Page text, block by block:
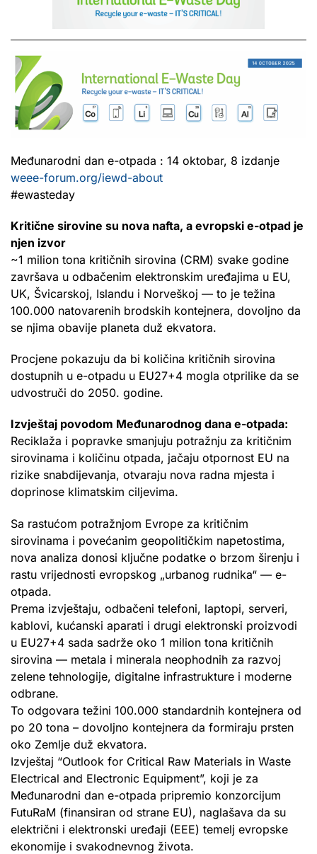
Međunarodni dan e-otpada : 14 oktobar, 8 izdanje
weee-forum.org/iewd-about
#ewasteday
Kritične sirovine su nova nafta, a evropski e-otpad je
njen izvor
~1 milion tona kritičnih sirovina (CRM) svake godine
završava u odbačenim elektronskim uređajima u EU,
UK, Švicarskoj, Islandu i Norveškoj — to je težina
100.000 natovarenih brodskih kontejnera, dovoljno da
se njima obavije planeta duž ekvatora.
Procjene pokazuju da bi količina kritičnih sirovina
dostupnih u e-otpadu u EU27+4 mogla otprilike da se
udvostruči do 2050. godine.
Izvještaj povodom Međunarodnog dana e-otpada:
Reciklaža i popravke smanjuju potražnju za kritičnim
sirovinama i količinu otpada, jačaju otpornost EU na
rizike snabdijevanja, otvaraju nova radna mjesta i
doprinose klimatskim ciljevima.
Sa rastućom potražnjom Evrope za kritičnim
sirovinama i povećanim geopolitičkim napetostima,
nova analiza donosi ključne podatke o brzom širenju i
rastu vrijednosti evropskog „urbanog rudnika“ — e-
otpada.
Prema izvještaju, odbačeni telefoni, laptopi, serveri,
kablovi, kućanski aparati i drugi elektronski proizvodi
u EU27+4 sada sadrže oko 1 milion tona kritičnih
sirovina — metala i minerala neophodnih za razvoj
zelene tehnologije, digitalne infrastrukture i moderne
odbrane.
To odgovara težini 100.000 standardnih kontejnera od
po 20 tona – dovoljno kontejnera da formiraju prsten
oko Zemlje duž ekvatora.
Izvještaj “Outlook for Critical Raw Materials in Waste
Electrical and Electronic Equipment”, koji je za
Međunarodni dan e-otpada pripremio konzorcijum
FutuRaM (finansiran od strane EU), naglašava da su
električni i elektronski uređaji (EEE) temelj evropske
ekonomije i svakodnevnog života.